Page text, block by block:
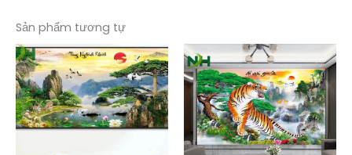
Sản phẩm tương tự